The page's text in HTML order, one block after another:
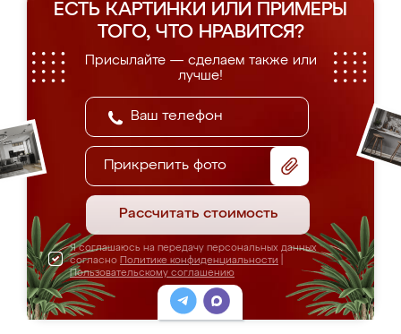
ЕСТЬ КАРТИНКИ ИЛИ ПРИМЕРЫ
ТОГО, ЧТО НРАВИТСЯ?
Присылайте — сделаем также или
лучше!
Прикрепить фото
Рассчитать стоимость
Я соглашаюсь на передачу персональных данных
согласно Политике конфиденциальности
Пользовательскому соглашению